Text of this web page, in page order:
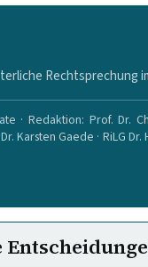
Rechtsprechung
· Redaktion: Prof. Dr.
Karsten Gaede · RiLG Dr.